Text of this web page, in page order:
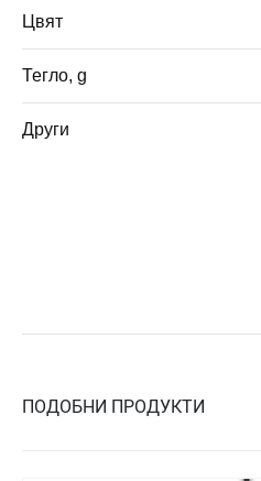
Цвят
Тегло, g
Други
ПОДОБНИ ПРОДУКТИ